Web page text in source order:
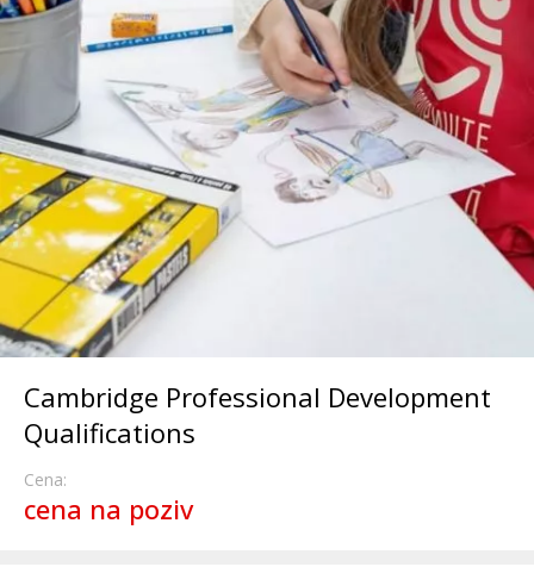
Cambridge Professional Development
Qualifications
Cena:
cena na poziv